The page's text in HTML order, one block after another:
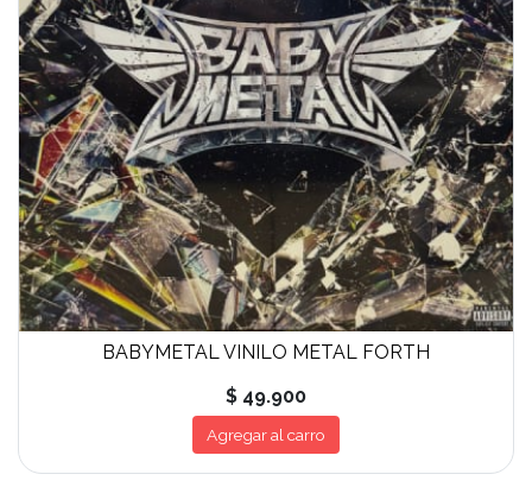
BABYMETAL VINILO METAL FORTH
$ 49.900
Agregar al carro